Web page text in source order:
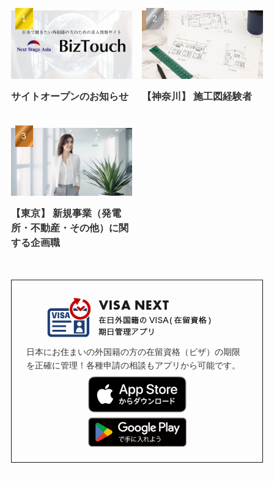
サイトオープンのお知らせ 【神奈川】 施工図経験者
【東京】 新規事業（発電
所・不動産・その他）に関
する企画職
日本にお住まいの外国籍の方の在留資格（ビザ）の期限
を正確に管理！各種申請の相談もアプリから可能です。